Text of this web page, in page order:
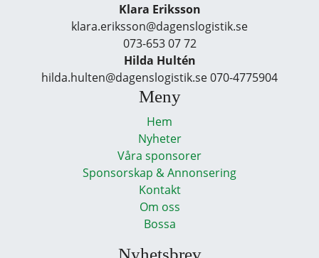
Klara Eriksson
klara.eriksson@dagenslogistik.se
073-653 07 72
Hilda Hultén
hilda.hulten@dagenslogistik.se 070-4775904
Meny
Hem
Nyheter
Våra sponsorer
Sponsorskap & Annonsering
Kontakt
Om oss
Bossa
Nyhetsbrev